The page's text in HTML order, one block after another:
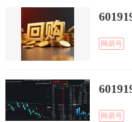
网易号
网易号